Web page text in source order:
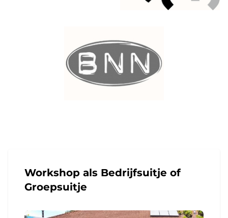
Workshop als Bedrijfsuitje of
Groepsuitje